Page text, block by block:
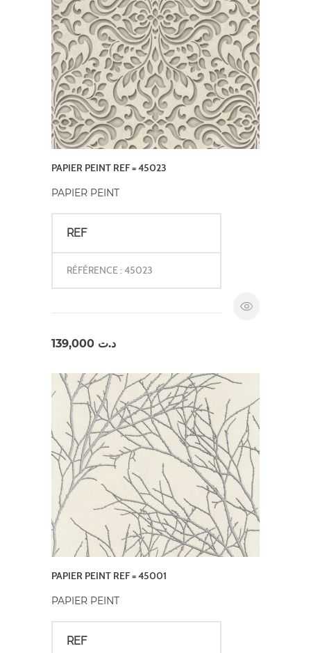
PAPIER PEINT REF = 45023
PAPIER PEINT
REF
RÉFÉRENCE : 45023
د.ت
PAPIER PEINT REF = 45001
PAPIER PEINT
REF